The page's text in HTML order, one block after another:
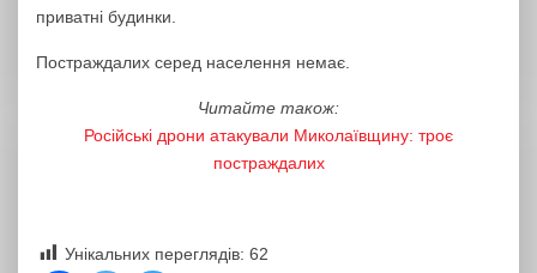
приватні будинки.
Постраждалих серед населення немає.
Читайте також:
Російські дрони атакували Миколаївщину: троє
постраждалих
Унікальних переглядів: 62